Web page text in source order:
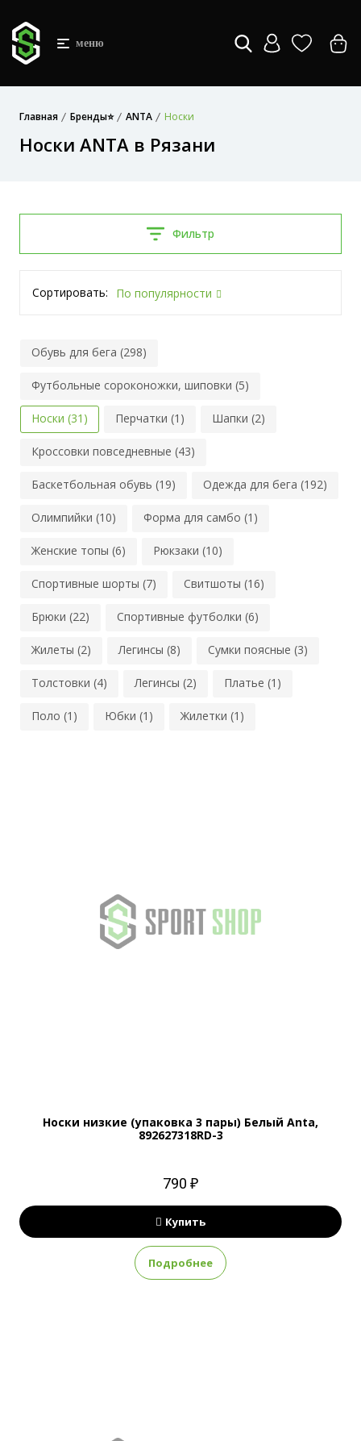
меню
Главная Бренды⭐ ANTA Носки
Носки ANTA в Рязани
Фильтр
Сортировать: По популярности
Обувь для бега (298)
Футбольные сороконожки, шиповки (5)
Носки (31) Перчатки (1) Шапки (2)
Кроссовки повседневные (43)
Баскетбольная обувь (19) Одежда для бега (192)
Олимпийки (10) Форма для самбо (1)
Женские топы (6) Рюкзаки (10)
Спортивные шорты (7) Свитшоты (16)
Брюки (22) Спортивные футболки (6)
Жилеты (2) Легинсы (8) Сумки поясные (3)
Толстовки (4) Легинсы (2) Платье (1)
Поло (1) Юбки (1) Жилетки (1)
Носки низкие (упаковка 3 пары) Белый Anta,
892627318RD-3
790 ₽
Купить
Подробнее